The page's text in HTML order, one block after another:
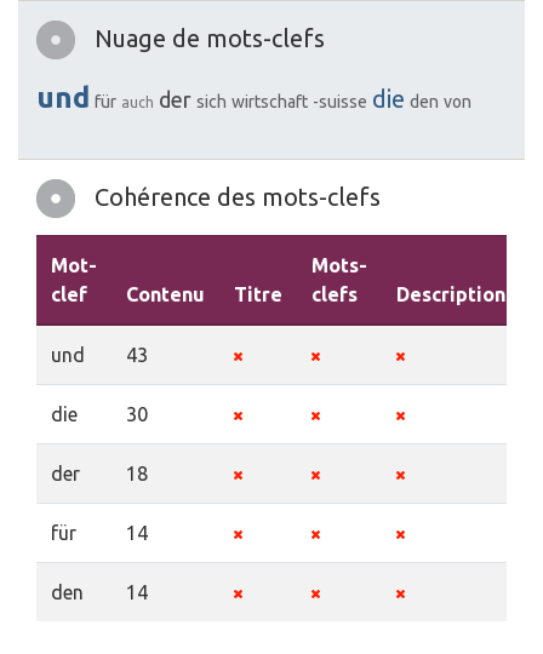
Nuage de mots-clefs
und für auch der sich wirtschaft -suisse die den von
Cohérence des mots-clefs
Mot-
clef
Contenu Titre
Mots-
clefs
Description
und 43
die 30
der 18
für 14
den 14